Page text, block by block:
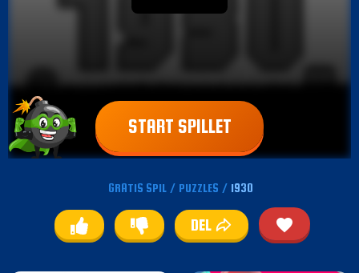
START SPILLET
GRATIS SPIL / PUZZLES / 1930
DEL